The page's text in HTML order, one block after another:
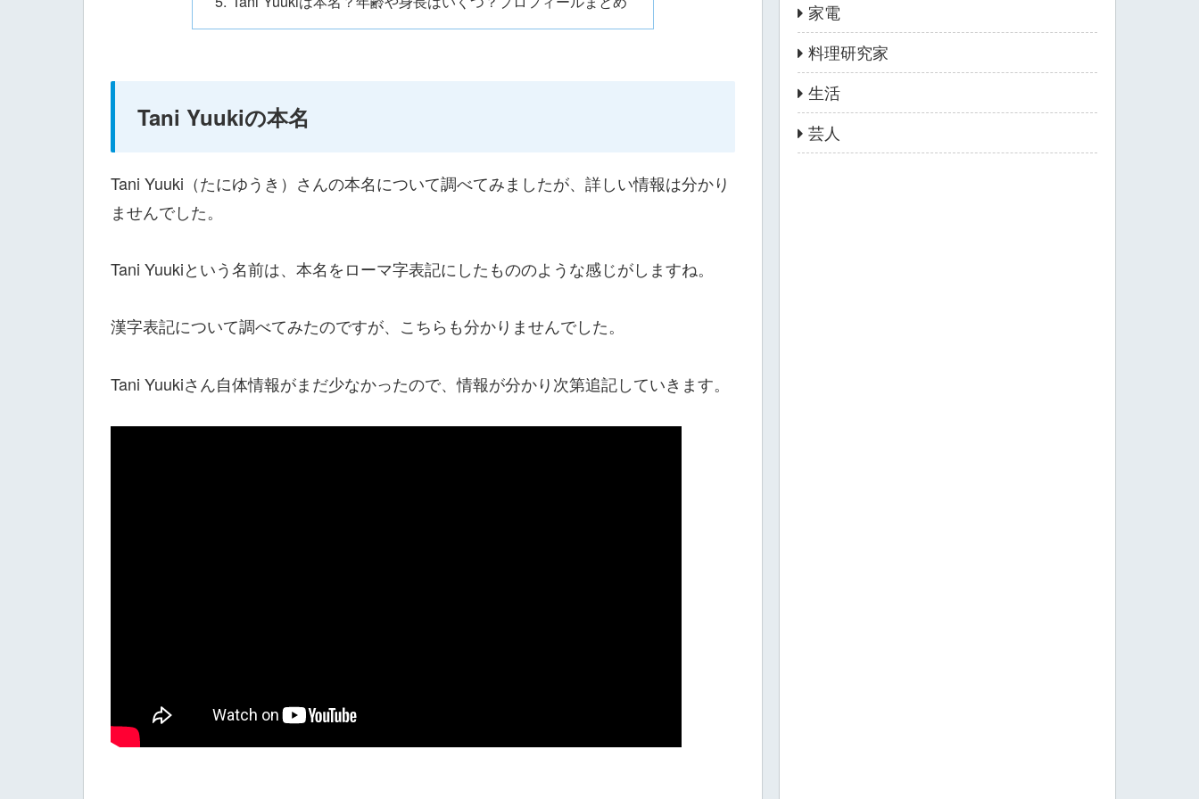
Tani Yuukiの本名
Tani Yuuki（たにゆうき）さんの本名について調べてみましたが、詳しい情報は分かり
ませんでした。
Tani Yuukiという名前は、本名をローマ字表記にしたもののような感じがしますね。
漢字表記について調べてみたのですが、こちらも分かりませんでした。
Tani Yuukiさん自体情報がまだ少なかったので、情報が分かり次第追記していきます。
家電
料理研究家
生活
芸人